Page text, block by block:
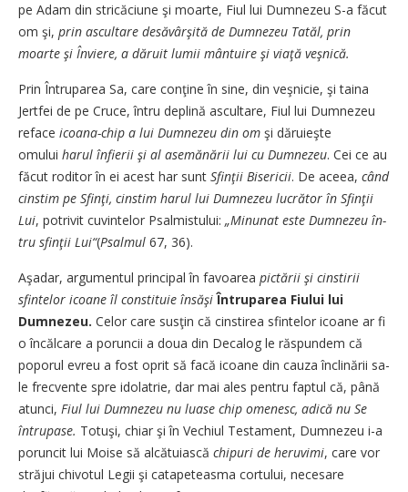
pe Adam din stri­că­ciu­ne şi moarte, Fiul lui Dum­nezeu S-a făcut
om şi, prin as­cul­­tare desăvârşită de Dum­nezeu Tatăl, prin
moarte şi În­vi­ere, a dăruit lumii mântuire şi viaţă veşnică.
Prin Întruparea Sa, care con­ţine în sine, din veşnicie, şi tai­­na
Jertfei de pe Cruce, în­tru de­plină ascultare, Fiul lui Dum­­nezeu
reface icoana-chip a lui Dumnezeu din om şi dă­ru­­ieş­te
omului harul înfierii şi al a­­semănării lui cu Dum­nezeu. Cei ce au
făcut roditor în ei a­cest har sunt Sfinţii Bi­se­ricii. De aceea, când
cinstim pe Sfinţi, cinstim harul lui Dum­­nezeu lucrător în Sfinţii
Lui, po­trivit cuvintelor Psal­mis­­tu­lui: „Minunat este Dum­nezeu în­
tru sfinţii Lui“(Psal­mul 67, 36).
Aşadar, argumentul principal în favoarea pictării şi cin­sti­­rii
sfintelor icoane îl constituie însăşiÎntruparea Fiului lui
Dumnezeu. Celor care sus­ţin că cinstirea sfintelor icoane ar fi
o încălcare a poruncii a do­ua din Decalog le răspundem că
poporul evreu a fost oprit să fa­că icoane din cauza înclinării sa­
le frecvente spre idolatrie, dar mai ales pentru faptul că, pâ­nă
atunci, Fiul lui Dum­nezeu nu luase chip omenesc, a­dică nu Se
întrupase. Totuşi, chiar şi în Vechiul Testament, Dum­nezeu i-a
poruncit lui Moi­se să alcătuiască chipuri de he­ru­vimi, care vor
străjui chivotul Legii şi catapeteasma cortului, necesare